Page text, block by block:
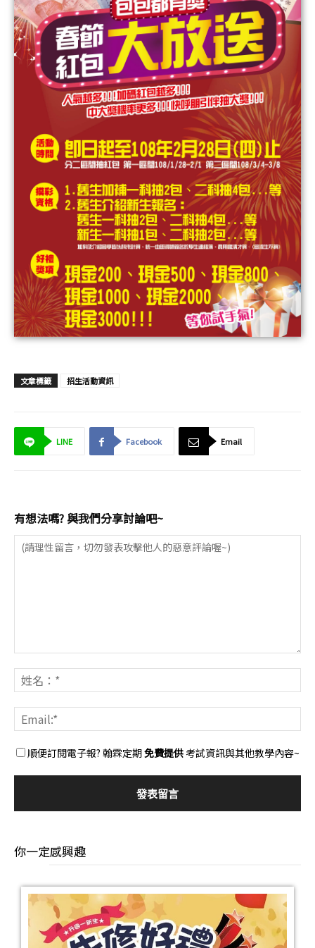
文章標籤 招生活動資訊
LINE Facebook Email
有想法嗎? 與我們分享討論吧~
順便訂閱電子報? 翰霖定期免費提供考試資訊與其他教學內容~
你一定感興趣